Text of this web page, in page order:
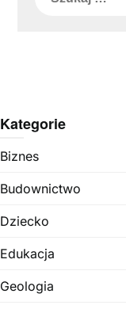
Kategorie
Biznes
Budownictwo
Dziecko
Edukacja
Geologia